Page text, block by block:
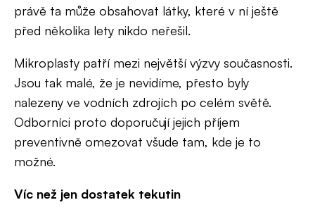
právě ta může obsahovat látky, které v ní ještě
před několika lety nikdo neřešil.
Mikroplasty patří mezi největší výzvy současnosti.
Jsou tak malé, že je nevidíme, přesto byly
nalezeny ve vodních zdrojích po celém světě.
Odborníci proto doporučují jejich příjem
preventivně omezovat všude tam, kde je to
možné.
Víc než jen dostatek tekutin